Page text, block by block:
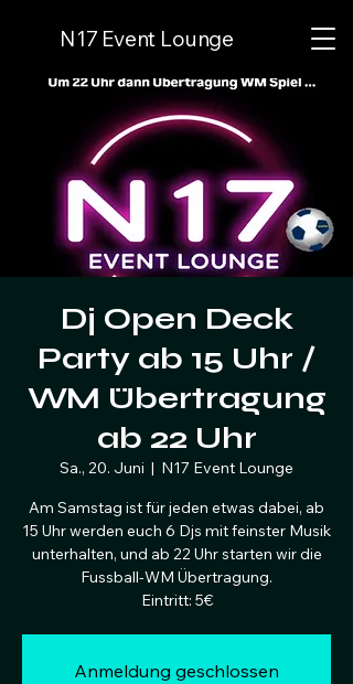
N17 Event Lounge
Dj Open Deck
Party ab 15 Uhr /
WM Übertragung
ab 22 Uhr
Sa., 20. Juni
  |
N17 Event Lounge
Am Samstag ist für jeden etwas dabei, ab
15 Uhr werden euch 6 Djs mit feinster Musik
unterhalten, und ab 22 Uhr starten wir die
Fussball-WM Übertragung.
Eintritt: 5€
Anmeldung geschlossen